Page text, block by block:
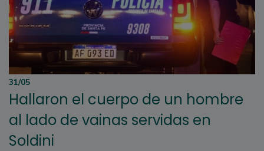
31/05
Hallaron el cuerpo de un hombre
al lado de vainas servidas en
Soldini